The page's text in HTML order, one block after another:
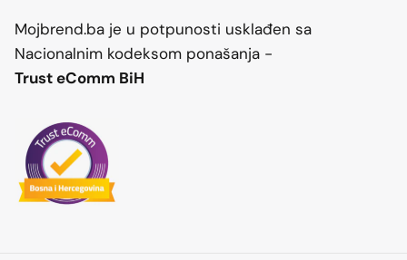
Mojbrend.ba je u potpunosti usklađen sa
Nacionalnim kodeksom ponašanja -
Trust eComm BiH